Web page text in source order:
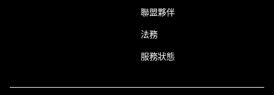
聯盟夥伴
法務
服務狀態